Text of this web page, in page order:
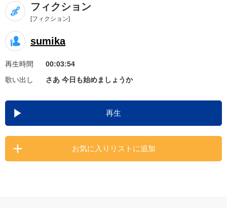
ユーザー検索
キャンペーン
お知らせ よくあるご質問
DAMの新曲・ランキングなど
カラオケ最新情報をチェック！
フィクション
[フィクション]
sumika
再生時間
00:03:54
歌い出し
さあ 今日も始めましょうか
再生
お気に入りリストに追加